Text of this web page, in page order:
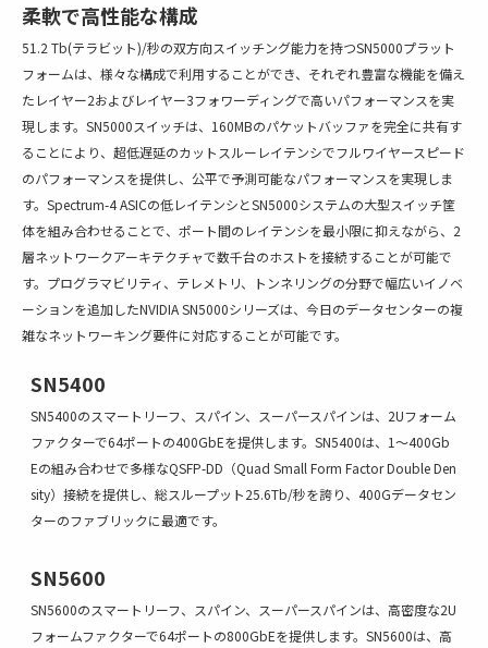
柔軟で高性能な構成
51.2 Tb(テラビット)/秒の双方向スイッチング能力を持つSN5000プラット
フォームは、様々な構成で利用することができ、それぞれ豊富な機能を備え
たレイヤー2およびレイヤー3フォワーディングで高いパフォーマンスを実
現します。SN5000スイッチは、160MBのパケットバッファを完全に共有す
ることにより、超低遅延のカットスルーレイテンシでフルワイヤースピード
のパフォーマンスを提供し、公平で予測可能なパフォーマンスを実現しま
す。Spectrum-4 ASICの低レイテンシとSN5000システムの大型スイッチ筐
体を組み合わせることで、ポート間のレイテンシを最小限に抑えながら、2
層ネットワークアーキテクチャで数千台のホストを接続することが可能で
す。プログラマビリティ、テレメトリ、トンネリングの分野で幅広いイノベ
ーションを追加したNVIDIA SN5000シリーズは、今日のデータセンターの複
雑なネットワーキング要件に対応することが可能です。
SN5400
SN5400のスマートリーフ、スパイン、スーパースパインは、2Uフォーム
ファクターで64ポートの400GbEを提供します。SN5400は、1～400Gb
Eの組み合わせで多様なQSFP-DD（Quad Small Form Factor Double Den
sity）接続を提供し、総スループット25.6Tb/秒を誇り、400Gデータセン
ターのファブリックに最適です。
SN5600
SN5600のスマートリーフ、スパイン、スーパースパインは、高密度な2U
フォームファクターで64ポートの800GbEを提供します。SN5600は、高